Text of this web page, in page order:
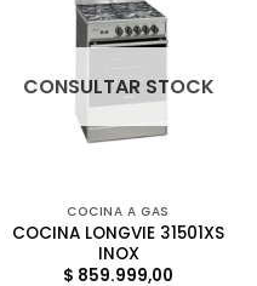
CONSULTAR STOCK
COCINA A GAS
COCINA LONGVIE 31501XS
INOX
$ 859.999,00